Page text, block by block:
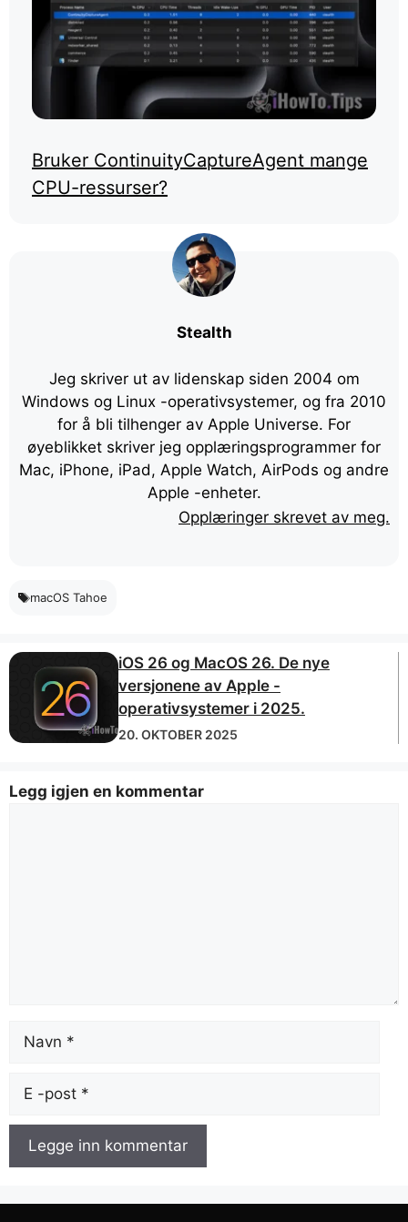
Bruker ContinuityCaptureAgent mange
CPU-ressurser?
Stealth
Jeg skriver ut av lidenskap siden 2004 om
Windows og Linux -operativsystemer, og fra 2010
for å bli tilhenger av Apple Universe. For
øyeblikket skriver jeg opplæringsprogrammer for
Mac, iPhone, iPad, Apple Watch, AirPods og andre
Apple -enheter.
Opplæringer skrevet av meg.
macOS Tahoe
iOS 26 og MacOS 26. De nye
versjonene av Apple -
operativsystemer i 2025.
20. OKTOBER 2025
Legg igjen en kommentar
post